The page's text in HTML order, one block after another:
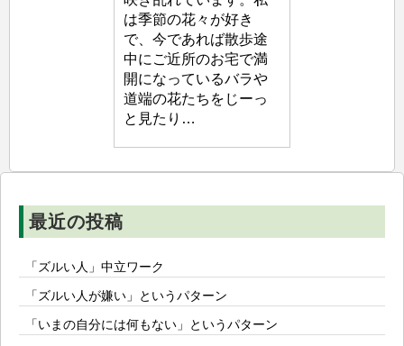
は季節の花々が好き
で、今であれば散歩途
中にご近所のお宅で満
開になっているバラや
道端の花たちをじーっ
と見たり…
最近の投稿
「ズルい人」中立ワーク
「ズルい人が嫌い」というパターン
「いまの自分には何もない」というパターン